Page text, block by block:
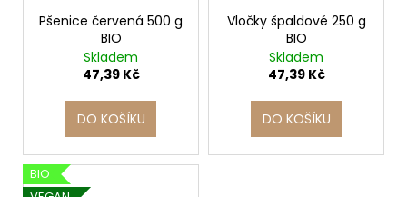
Pšenice červená 500 g
BIO
Skladem
47,39 Kč
DO KOŠÍKU
Vločky špaldové 250 g
BIO
Skladem
47,39 Kč
DO KOŠÍKU
BIO